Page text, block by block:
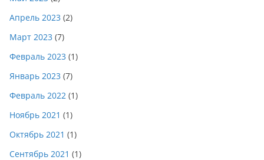
Апрель 2023 (2)
Март 2023 (7)
Февраль 2023 (1)
Январь 2023 (7)
Февраль 2022 (1)
Ноябрь 2021 (1)
Октябрь 2021 (1)
Сентябрь 2021 (1)